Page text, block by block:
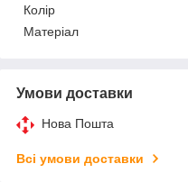
Колір
Матеріал
Умови доставки
Нова Пошта
Всі умови доставки